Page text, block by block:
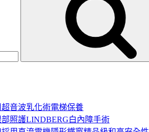
音波乳化術電梯保養
照護LINDBERG白內障手術